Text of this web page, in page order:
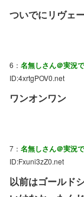
ついでにリヴェ
6： 名無しさん＠実況
ID:4xrtgPOV0.net
ワンオンワン
7： 名無しさん＠実況
ID:Fxuni3zZ0.net
以前はゴールド